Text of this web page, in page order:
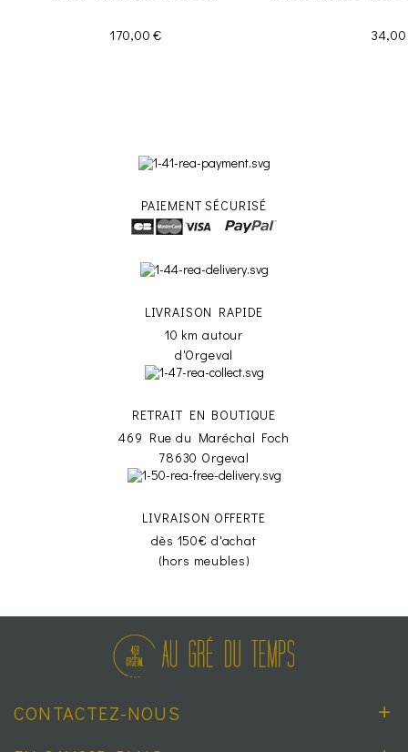
Prix
170,00 € Prix
PAIEMENT SÉCURISÉ
LIVRAISON RAPIDE
10 km autour
d'Orgeval
RETRAIT EN BOUTIQUE
469 Rue du Maréchal Foch
78630 Orgeval
LIVRAISON OFFERTE
dès 150€ d'achat
(hors meubles)
CONTACTEZ-NOUS